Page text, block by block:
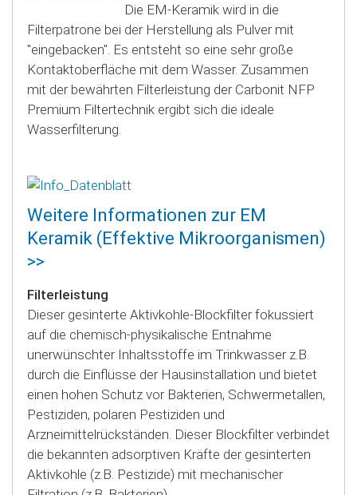
Die EM-Keramik wird in die
Filterpatrone bei der Herstellung als Pulver mit
"eingebacken". Es entsteht so eine sehr große
Kontaktoberfläche mit dem Wasser. Zusammen
mit der bewährten Filterleistung der Carbonit NFP
Premium Filtertechnik ergibt sich die ideale
Wasserfilterung.
Weitere Informationen zur EM
Keramik (Effektive Mikroorganismen)
>>
Filterleistung
Dieser gesinterte Aktivkohle-Blockfilter fokussiert
auf die chemisch-physikalische Entnahme
unerwünschter Inhaltsstoffe im Trinkwasser z.B.
durch die Einflüsse der Hausinstallation und bietet
einen hohen Schutz vor Bakterien, Schwermetallen,
Pestiziden, polaren Pestiziden und
Arzneimittelrückständen. Dieser Blockfilter verbindet
die bekannten adsorptiven Kräfte der gesinterten
Aktivkohle (z.B. Pestizide) mit mechanischer